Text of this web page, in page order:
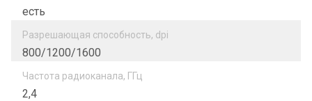
есть
Разрешающая способность, dpi
800/1200/1600
Частота радиоканала, ГГц
2,4